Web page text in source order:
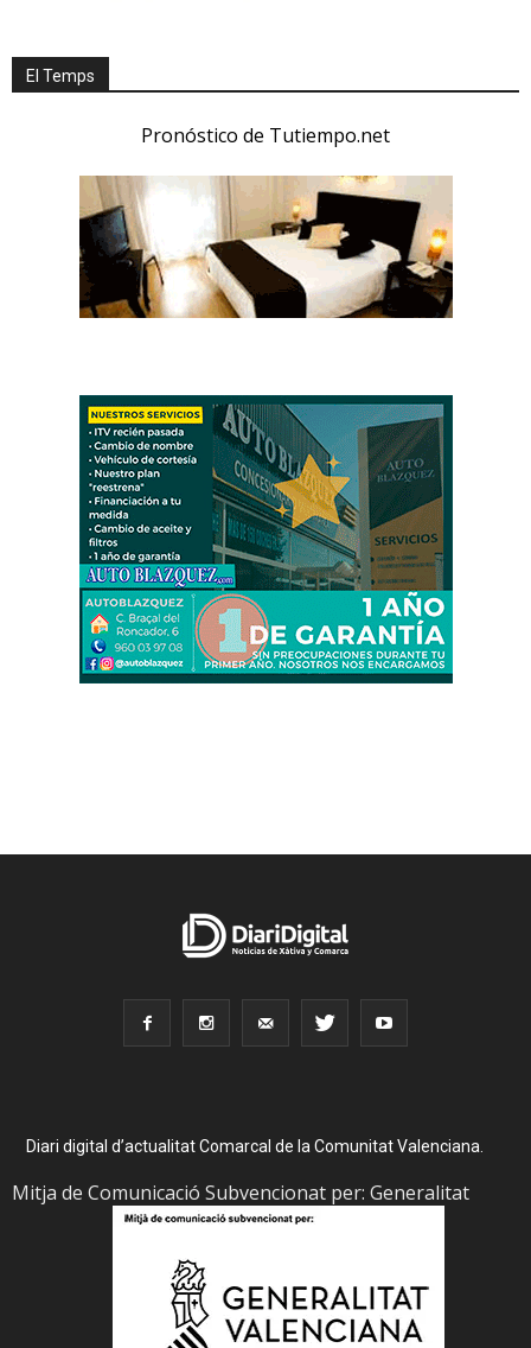
El Temps
Pronóstico de Tutiempo.net
Diari digital d’actualitat Comarcal de la Comunitat Valenciana.
Mitja de Comunicació Subvencionat per: Generalitat